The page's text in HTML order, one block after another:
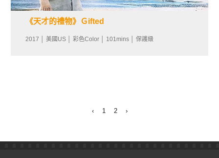
《天才的禮物》Ｇifted
2017 │ 美國US │ 彩色Color │ 101mins │ 保護級
‹ 1 2 ›